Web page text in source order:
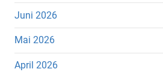
Juni 2026
Mai 2026
April 2026